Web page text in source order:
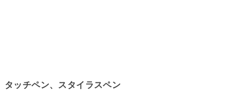
タッチペン、スタイラスペン